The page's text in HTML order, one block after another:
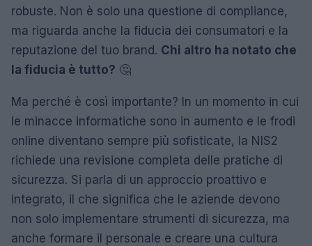
robuste. Non è solo una questione di compliance,
ma riguarda anche la fiducia dei consumatori e la
reputazione del tuo brand. Chi altro ha notato che
la fiducia è tutto? 🤔
Ma perché è così importante? In un momento in cui
le minacce informatiche sono in aumento e le frodi
online diventano sempre più sofisticate, la NIS2
richiede una revisione completa delle pratiche di
sicurezza. Si parla di un approccio proattivo e
integrato, il che significa che le aziende devono
non solo implementare strumenti di sicurezza, ma
anche formare il personale e creare una cultura